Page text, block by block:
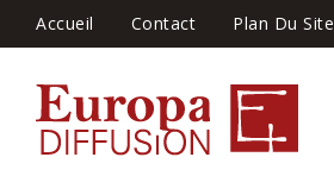
Accueil Contact Plan Du Site